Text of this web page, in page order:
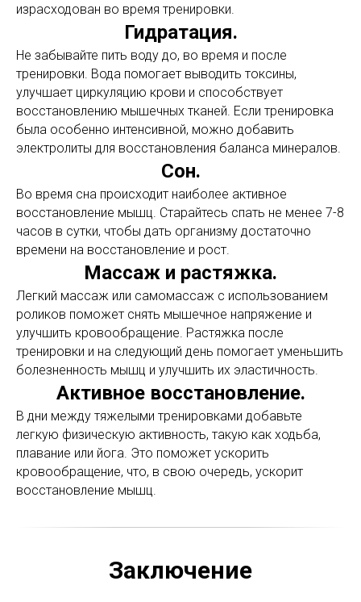
израсходован во время тренировки.
Гидратация.
Не забывайте пить воду до, во время и после
тренировки. Вода помогает выводить токсины,
улучшает циркуляцию крови и способствует
восстановлению мышечных тканей. Если тренировка
была особенно интенсивной, можно добавить
электролиты для восстановления баланса минералов.
Сон.
Во время сна происходит наиболее активное
восстановление мышц. Старайтесь спать не менее 7-8
часов в сутки, чтобы дать организму достаточно
времени на восстановление и рост.
Массаж и растяжка.
Легкий массаж или самомассаж с использованием
роликов поможет снять мышечное напряжение и
улучшить кровообращение. Растяжка после
тренировки и на следующий день помогает уменьшить
болезненность мышц и улучшить их эластичность.
Активное восстановление.
В дни между тяжелыми тренировками добавьте
легкую физическую активность, такую как ходьба,
плавание или йога. Это поможет ускорить
кровообращение, что, в свою очередь, ускорит
восстановление мышц.
Заключение